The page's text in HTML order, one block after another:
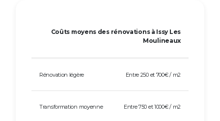
Coûts moyens des rénovations à Issy Les
Moulineaux
Rénovation légère Entre 250 et 700€ / m2
Transformation moyenne Entre 750 et 1000€ / m2